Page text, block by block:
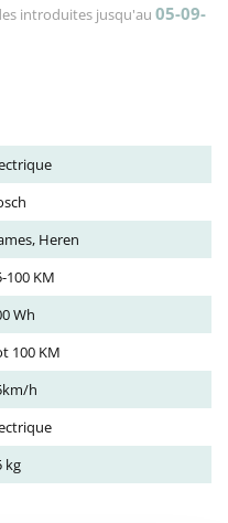
introduites jusqu'au 05-09-
Heren
100 KM
Wh
100 KM
h
kg